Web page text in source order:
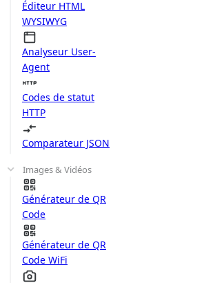
Éditeur HTML
WYSIWYG
Analyseur User-
Agent
Codes de statut
HTTP
Comparateur JSON
Images & Vidéos
Générateur de QR
Code
Générateur de QR
Code WiFi